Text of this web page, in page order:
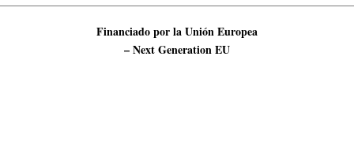
Financiado por la Unión Europea
– Next Generation EU